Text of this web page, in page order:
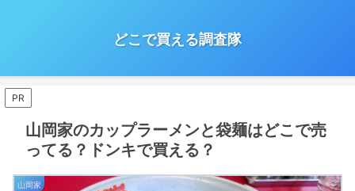
どこで買える調査隊
PR
山岡家のカップラーメンと袋麺はどこで売
ってる？ドンキで買える？
山岡家